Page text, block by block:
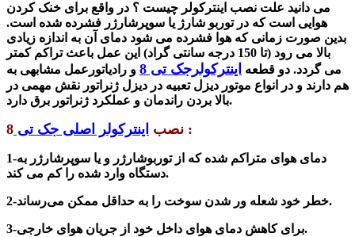
می دانید علت نصب اینترکولر چیست ؟ در واقع برای خنک کردن
هوایی است که در توربو شارژ یا سوپرشارژر فشرده شده است.
بدین صورت زمانی که هوا فشرده می شود دمای آن به اندازه زیادی
بالا می رود (تا 150 درجه سانتی گراد) این عمل باعث تراکم کمتر
می گردد. دو قطعه اینترکولرجک تی 8
و رادیاتورعمل مشابهی به
هم دارند و در انواع موتور دیزل تعبیه در دیزل ژنراتور نقش مهمی در
بالا بردن راندمان و عملکرد ژنراتور برق دارد.
نصب اینترکولر اصلی جک تی 8 :
1-دمای هوای متراکم شده که از توربوشارژر و یا سوپرشارژر به
دستگاه وارد شده را کم می کند.
2- خطر خود شعله ور شدن سوخت را به حداقل ممکن می‌رساند.
3-برایکاهش دمای هوای داخل خود از جریان هوای خارجی.